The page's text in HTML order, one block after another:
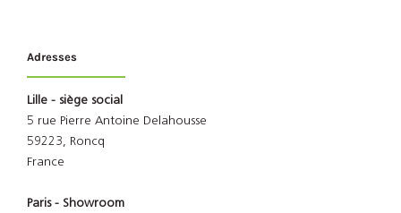
Adresses
Lille - siège social
5 rue Pierre Antoine Delahousse
59223, Roncq
France
Paris - Showroom